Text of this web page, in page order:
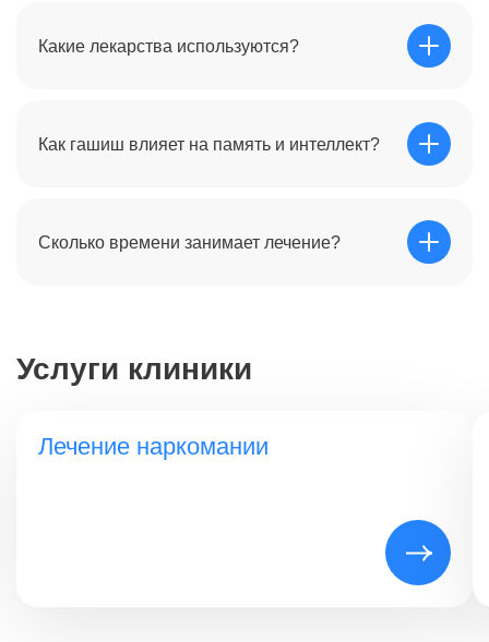
В большинстве случаев возможно амбулаторное
лечение. Стационар рекомендуется только при
выраженных нарушениях сна, сильной депрессии или
Какие лекарства используются?
паранойи, антидепрессанты для лечения апатии и
препараты для восстановления сна (мелатонин,
Как гашиш влияет на память и интеллект?
память и способность к обучению. В программе
лечения мы используем ноотропы и нейропротекторы
Сколько времени занимает лечение?
когнитивных функций занимают от 2 до 6 месяцев.
Услуги клиники
Лечение наркомании